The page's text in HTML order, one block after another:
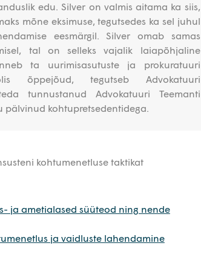
edu. Silver on valmis aitama ka siis,
mõne eksimuse, tegutsedes ka sel juhul
eesmärgil. Silver omab samas
tal on selleks vajalik laiapõhjaline
ta uurimisasutuste ja prokuratuuri
õppejõud, tegutseb Advokatuuri
tunnustanud Advokatuuri Teemanti
pälvinud kohtupretsedentidega.
kohtumenetluse taktikat
ja ametialased süüteod ning nende
ja vaidluste lahendamine